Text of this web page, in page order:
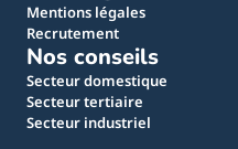
Mentions légales
Recrutement
Nos conseils
Secteur domestique
Secteur tertiaire
Secteur industriel